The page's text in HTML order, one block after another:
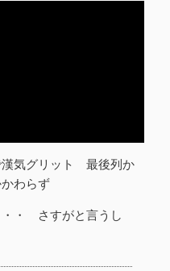
漢気グリット 最後列か
わらず
・・ さすがと言うし